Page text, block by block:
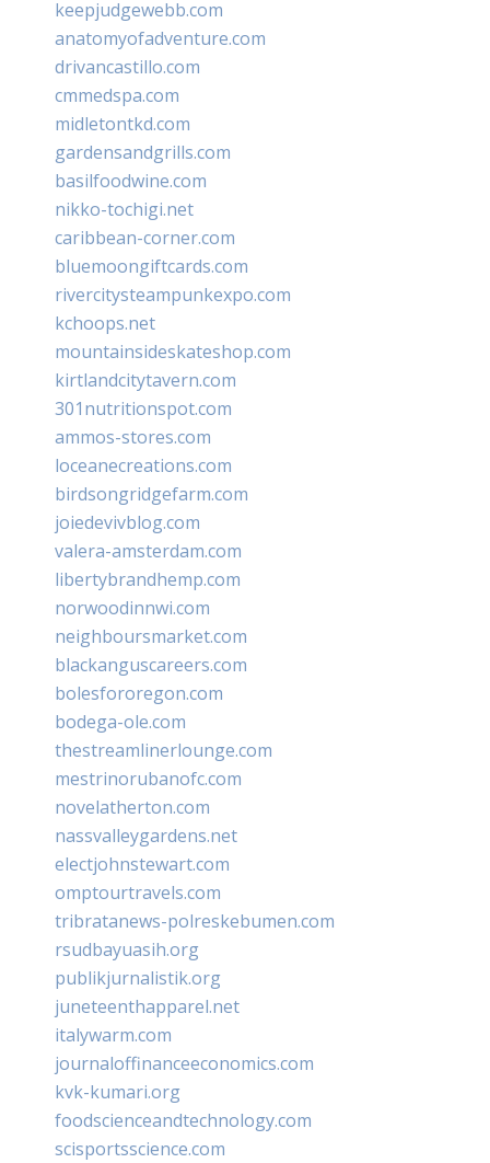
keepjudgewebb.com
anatomyofadventure.com
drivancastillo.com
cmmedspa.com
midletontkd.com
gardensandgrills.com
basilfoodwine.com
nikko-tochigi.net
caribbean-corner.com
bluemoongiftcards.com
rivercitysteampunkexpo.com
kchoops.net
mountainsideskateshop.com
kirtlandcitytavern.com
301nutritionspot.com
ammos-stores.com
loceanecreations.com
birdsongridgefarm.com
joiedevivblog.com
valera-amsterdam.com
libertybrandhemp.com
norwoodinnwi.com
neighboursmarket.com
blackanguscareers.com
bolesfororegon.com
bodega-ole.com
thestreamlinerlounge.com
mestrinorubanofc.com
novelatherton.com
nassvalleygardens.net
electjohnstewart.com
omptourtravels.com
tribratanews-polreskebumen.com
rsudbayuasih.org
publikjurnalistik.org
juneteenthapparel.net
italywarm.com
journaloffinanceeconomics.com
kvk-kumari.org
foodscienceandtechnology.com
scisportsscience.com